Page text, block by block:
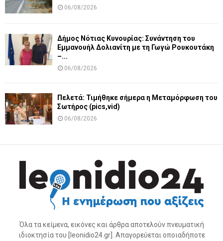
06/08/2026
Δήμος Νότιας Κυνουρίας: Συνάντηση του
Εμμανουήλ Δολιανίτη με τη Γωγώ Ρουκουτάκη
–...
06/08/2026
Πελετά: Τιμήθηκε σήμερα η Μεταμόρφωση του
Σωτήρος (pics,vid)
06/08/2026
Όλα τα κείμενα, εικόνες και άρθρα αποτελούν πνευματική
ιδιοκτησία του [leonidio24.gr]. Απαγορεύεται οποιαδήποτε